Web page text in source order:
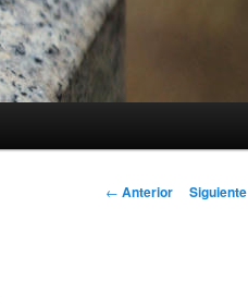
Navegación
← Anterior Siguiente